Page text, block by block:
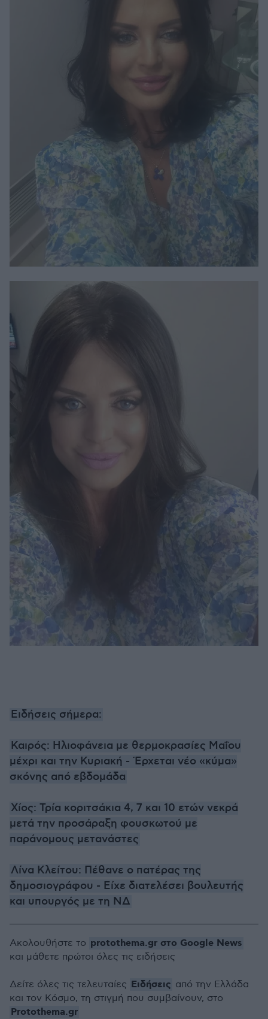
Ειδήσεις σήμερα:
Καιρός: Ηλιοφάνεια με θερμοκρασίες Μαΐου
μέχρι και την Κυριακή - Έρχεται νέο «κύμα»
σκόνης από εβδομάδα
Χίος: Τρία κοριτσάκια 4, 7 και 10 ετών νεκρά
μετά την προσάραξη φουσκωτού με
παράνομους μετανάστες
Λίνα Κλείτου: Πέθανε ο πατέρας της
δημοσιογράφου - Είχε διατελέσει βουλευτής
και υπουργός με τη ΝΔ
Ακολουθήστε το protothema.gr στο Google News
και μάθετε πρώτοι όλες τις ειδήσεις
Δείτε όλες τις τελευταίες Ειδήσεις από την Ελλάδα
και τον Κόσμο, τη στιγμή που συμβαίνουν, στο
Protothema.gr